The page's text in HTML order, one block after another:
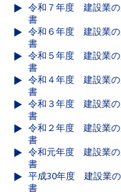
令和７年度 建設業の
書
令和６年度 建設業の
書
令和５年度 建設業の
書
令和４年度 建設業の
書
令和３年度 建設業の
書
令和２年度 建設業の
書
令和元年度 建設業の
書
平成30年度 建設業の
書